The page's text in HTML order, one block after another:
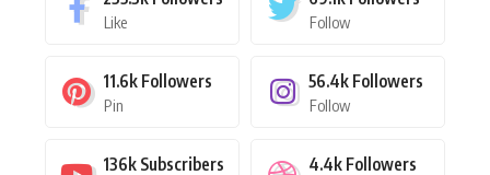
Like Follow
11.6k Followers
Pin
56.4k Followers
Follow
136k Subscribers 4.4k Followers